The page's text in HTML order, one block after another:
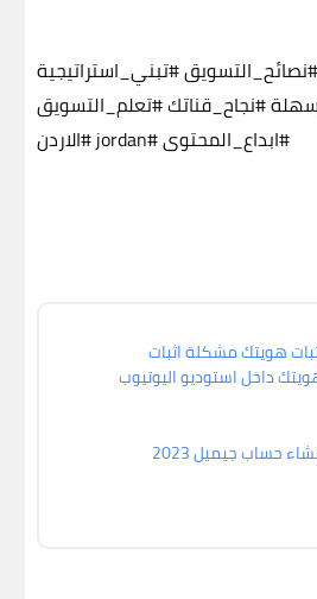
#نصائح_التسويق#تبني_استراتيجية
#نجاح_قناتك#تعلم_التسويق
#ابداع_المحتوى#jordan #الاردن
هويتك مشكلة اثبات
داخل استوديو اليوتيوب
حساب جيميل 2023